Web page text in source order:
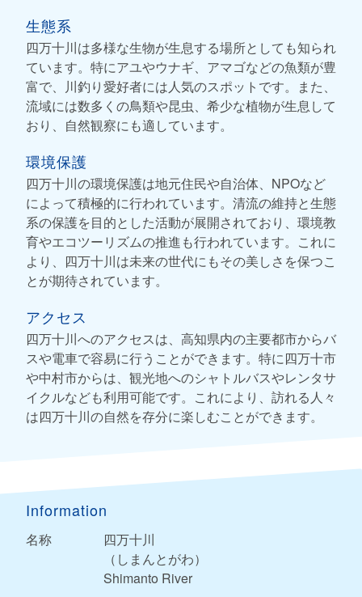
生態系
四万十川は多様な生物が生息する場所としても知られ
ています。特にアユやウナギ、アマゴなどの魚類が豊
富で、川釣り愛好者には人気のスポットです。また、
流域には数多くの鳥類や昆虫、希少な植物が生息して
おり、自然観察にも適しています。
環境保護
四万十川の環境保護は地元住民や自治体、NPOなど
によって積極的に行われています。清流の維持と生態
系の保護を目的とした活動が展開されており、環境教
育やエコツーリズムの推進も行われています。これに
より、四万十川は未来の世代にもその美しさを保つこ
とが期待されています。
アクセス
四万十川へのアクセスは、高知県内の主要都市からバ
スや電車で容易に行うことができます。特に四万十市
や中村市からは、観光地へのシャトルバスやレンタサ
イクルなども利用可能です。これにより、訪れる人々
は四万十川の自然を存分に楽しむことができます。
Information
名称
四万十川
（しまんとがわ）
Shimanto River